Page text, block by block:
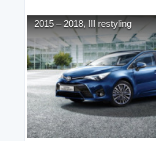
2015 –2018,III restyling